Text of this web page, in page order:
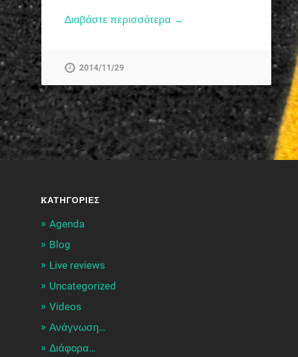
Διαβάστε περισσότερα →
2014/11/29
KΑΤΗΓΟΡΊΕΣ
Agenda
Blog
Live reviews
Uncategorized
Videos
Ανάγνωση…
Διάφορα…